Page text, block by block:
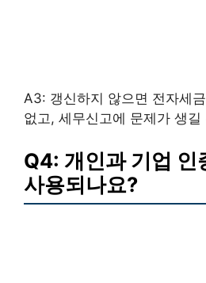
A3: 갱신하지 않으면 전자세
없고, 세무신고에 문제가 생길
Q4: 개인과 기업 인
사용되나요?